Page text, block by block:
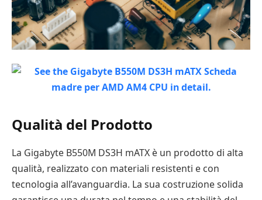
Qualità del Prodotto
La Gigabyte B550M DS3H mATX è un prodotto di alta
qualità, realizzato con materiali resistenti e con
tecnologia all’avanguardia. La sua costruzione solida